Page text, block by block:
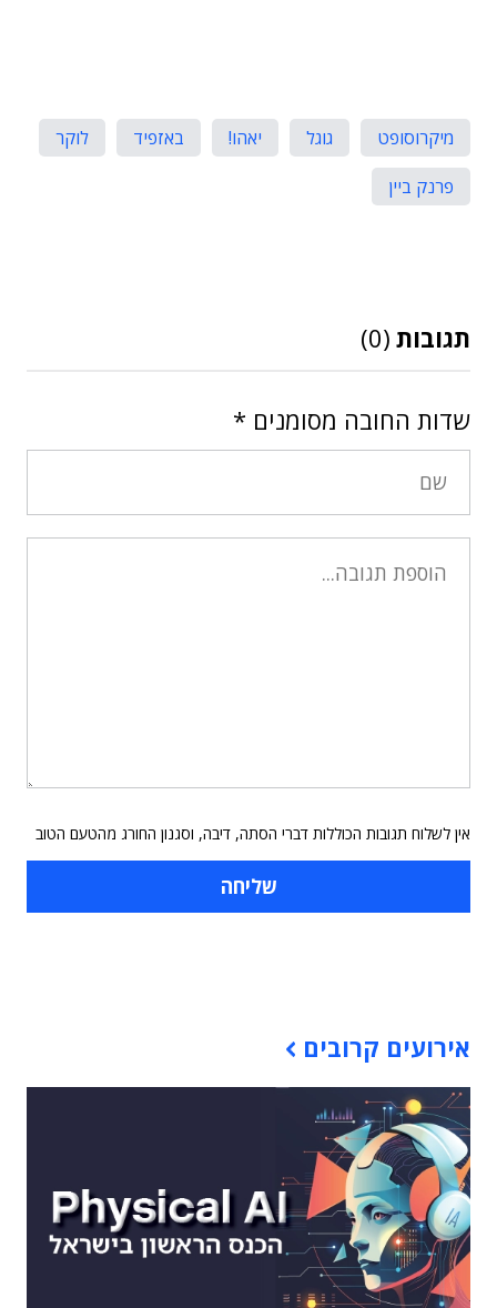
מיקרוסופט גוגל יאהו! באזפיד
לוקר
פרנק ביין
תגובות (0)
שדות החובה מסומנים *
אין לשלוח תגובות הכוללות דברי הסתה, דיבה, וסגנון החורג מהטעם הטוב
אירועים קרובים